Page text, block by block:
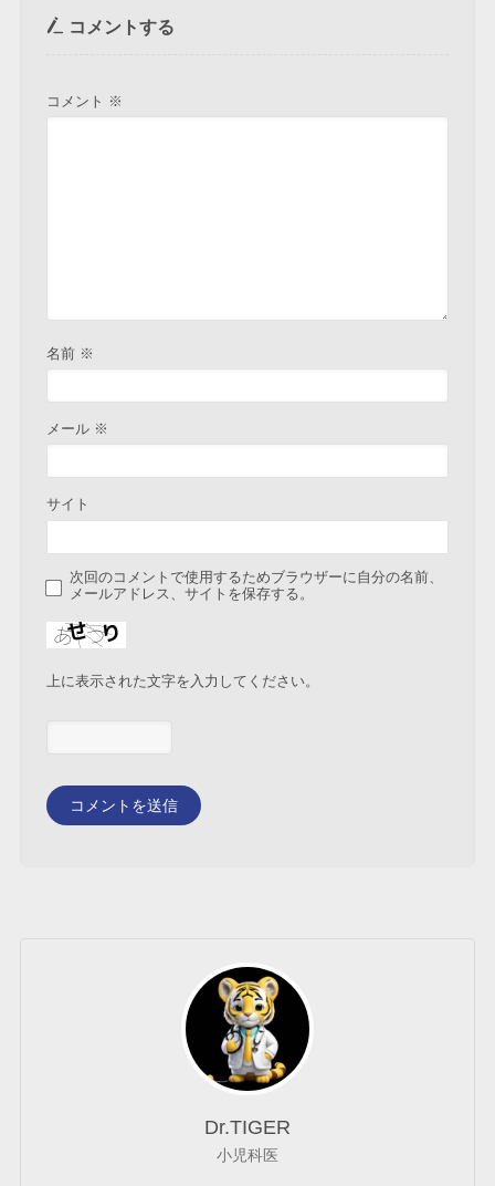
コメントする
コメント ※
名前 ※
メール ※
サイト
次回のコメントで使用するためブラウザーに自分の名前、
メールアドレス、サイトを保存する。
上に表示された文字を入力してください。
Dr.TIGER
小児科医